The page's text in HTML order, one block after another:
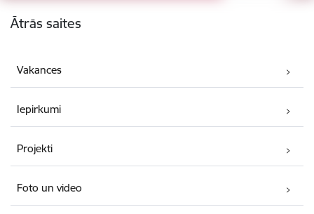
Kājene
Ātrās saites
Vakances
Iepirkumi
Projekti
Foto un video